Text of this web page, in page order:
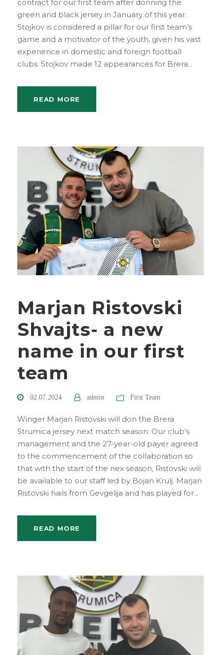
contract for our first team after donning the
green and black jersey in January of this year.
Stojkov is considered a pillar for our first team’s
game and a motivator of the youth, given his vast
experience in domestic and foreign football
clubs. Stojkov made 12 appearances for Brera...
READ MORE
Marjan Ristovski
Shvajts- a new
name in our first
team
02.07.2024 admin First Team
Winger Marjan Ristovski will don the Brera
Strumica jersey next match season. Our club’s
management and the 27-year-old payer agreed
to the commencement of the collaboration so
that with the start of the nex season, Ristovski will
be available to our staff led by Bojan Krulj. Marjan
Ristovski hails from Gevgelija and has played for...
READ MORE